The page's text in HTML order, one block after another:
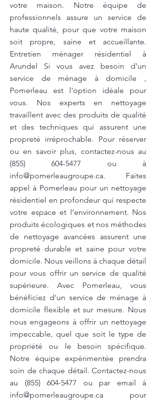
votre maison. Notre équipe de
professionnels assure un service de
haute qualité, pour que votre maison
soit propre, saine et accueillante.
Entretien ménager résidentiel à
Arundel Si vous avez besoin d'un
service de ménage à domicile ,
Pomerleau est l'option idéale pour
vous. Nos experts en nettoyage
travaillent avec des produits de qualité
et des techniques qui assurent une
propreté irréprochable. Pour réserver
ou en savoir plus, contactez-nous au
(855) 604-5477 ou à
info@pomerleaugroupe.ca. Faites
appel à Pomerleau pour un nettoyage
résidentiel en profondeur qui respecte
votre espace et l’environnement. Nos
produits écologiques et nos méthodes
de nettoyage avancées assurent une
propreté durable et saine pour votre
domicile. Nous veillons à chaque détail
pour vous offrir un service de qualité
supérieure. Avec Pomerleau, vous
bénéficiez d'un service de ménage à
domicile flexible et sur mesure. Nous
nous engageons à offrir un nettoyage
impeccable, quel que soit le type de
propriété ou le besoin spécifique.
Notre équipe expérimentée prendra
soin de chaque détail. Contactez-nous
au (855) 604-5477 ou par email à
info@pomerleaugroupe.ca pour